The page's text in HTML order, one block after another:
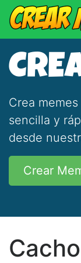
Crea
sencilla y
desde
Crear